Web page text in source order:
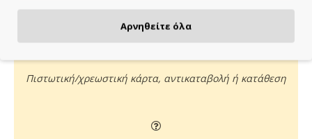
Πιστωτική/χρεωστική κάρτα, αντικαταβολή ή κατάθεση
Αρνηθείτε όλα